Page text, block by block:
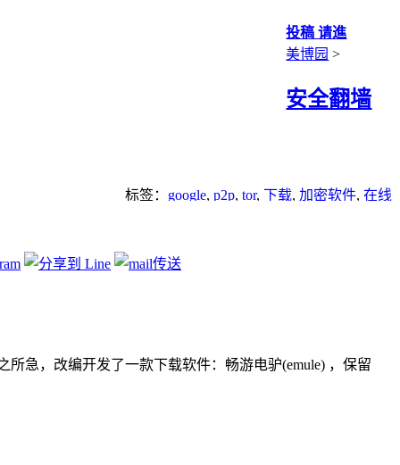
投稿 请進
美博园 >
安全翻墙
标签： google, p2p, tor, 下载, 加密软件, 在线
急，改编开发了一款下载软件：畅游电驴(emule) ，保留